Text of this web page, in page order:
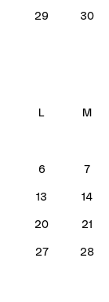
29 30
6 7
13 14
20 21
27 28